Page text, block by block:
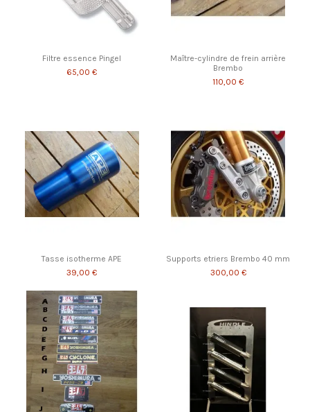
Filtre essence Pingel
65,00 €
Maître-cylindre de frein arrière
Brembo
110,00 €
Tasse isotherme APE
39,00 €
Supports etriers Brembo 40 mm
300,00 €